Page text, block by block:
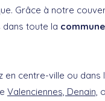
Grâce à notre
toute la
en centre-ville ou dans
Valenciennes, Denain,